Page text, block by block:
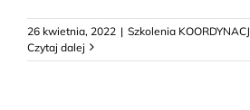
26 kwietnia, 2022 | Szkolenia
Czytaj dalej